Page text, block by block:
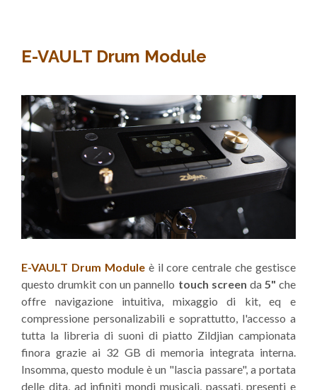
E-VAULT Drum Module
E-VAULT Drum Moduleè il core centrale che gestisce
questo drumkit con un pannello touch screen da 5" che
offre navigazione intuitiva, mixaggio di kit, eq e
compressione personalizabili e soprattutto, l'accesso a
tutta la libreria di suoni di piatto Zildjian campionata
finora grazie ai 32 GB di memoria integrata interna.
Insomma, questo module è un "lascia passare", a portata
delle dita, ad infiniti mondi musicali, passati, presenti e